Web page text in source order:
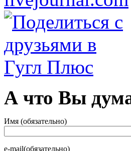
А что Вы
Имя (обязательно)
e-mail(обязательно)